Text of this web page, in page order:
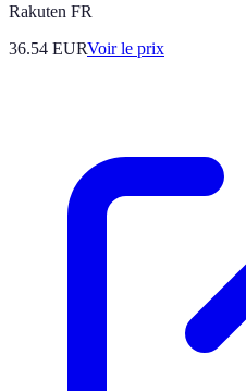
Rakuten FR
36.54 EURVoir le prix